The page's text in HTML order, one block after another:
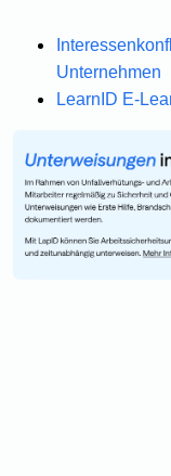
Unternehmen
LearnID E-